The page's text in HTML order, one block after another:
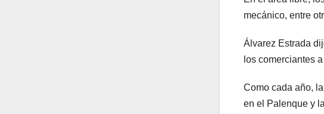
mecánico, entre
Álvarez Estrada
los comerciantes
Como cada año,
en el Palenque y